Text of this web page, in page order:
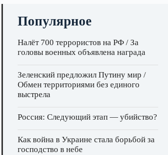
Популярное
Налёт 700 террористов на РФ / За
головы военных объявлена награда
Зеленский предложил Путину мир /
Обмен территориями без единого
выстрела
Россия: Следующий этап — убийство?
Как война в Украине стала борьбой за
господство в небе